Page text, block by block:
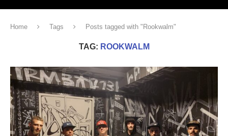
Home Tags Posts tagged with "Rookwalm"
TAG: ROOKWALM